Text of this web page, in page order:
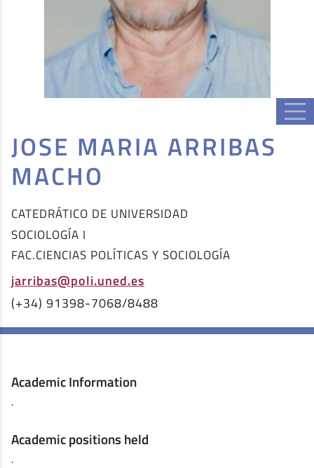
JOSE MARIA ARRIBAS
MACHO
CATEDRÁTICO DE UNIVERSIDAD
SOCIOLOGÍA I
FAC.CIENCIAS POLÍTICAS Y SOCIOLOGÍA
jarribas@poli.uned.es
(+34) 91398-7068/8488
Academic Information
.
Academic positions held
.